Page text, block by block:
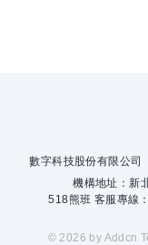
數字科技股份有限公司
機構地址：新
518熊班 客服專線
© 2026 by Addcn